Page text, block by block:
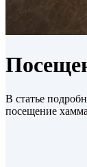
В статье
посещение